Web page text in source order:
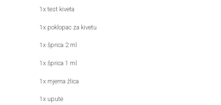
1x test kiveta
1x poklopac za kivetu
1x šprica 2 ml
1x šprica 1 ml
1x mjerna žlica
1x upute